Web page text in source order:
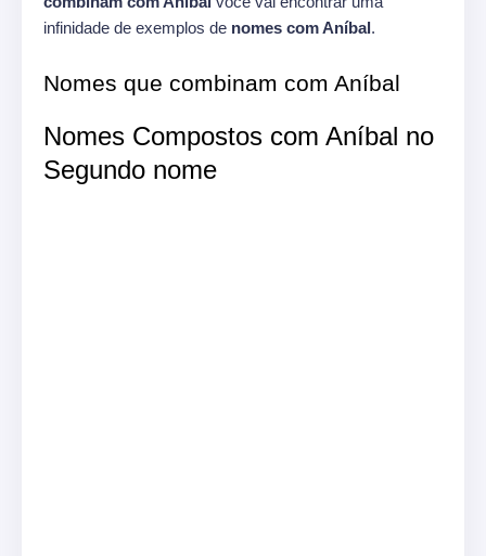
infinidade de exemplos de nomes com Aníbal.
Nomes que combinam com Aníbal
Nomes Compostos com Aníbal no
Segundo nome